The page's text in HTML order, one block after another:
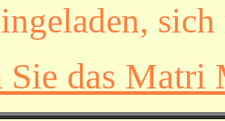
Sie das Matri